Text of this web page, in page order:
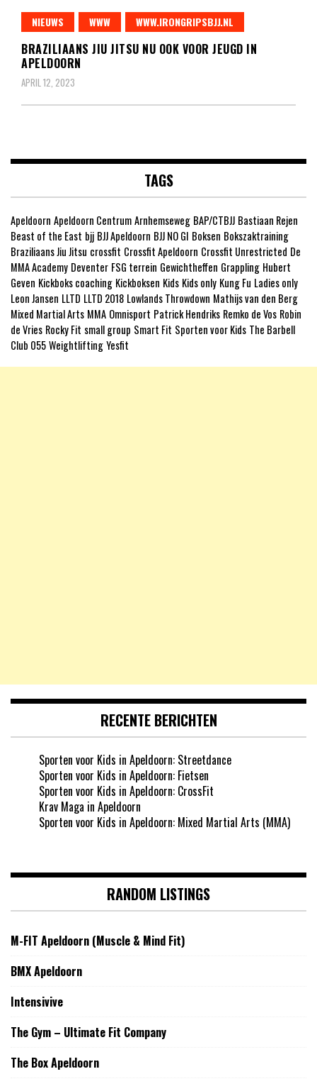
NIEUWS WWW WWW.IRONGRIPSBJJ.NL
BRAZILIAANS JIU JITSU NU OOK VOOR JEUGD IN
APELDOORN
APRIL 12, 2023
TAGS
Apeldoorn Apeldoorn CentrumArnhemseweg BAP/CTBJJ Bastiaan Rejen
Beast of the East bjj BJJ Apeldoorn BJJ NO GI Boksen Bokszaktraining
Braziliaans Jiu Jitsu crossfit Crossfit Apeldoorn Crossfit Unrestricted De
MMA Academy Deventer FSG terrein Gewichtheffen Grappling Hubert
Geven Kickboks coaching Kickboksen Kids Kids only Kung Fu Ladies only
Leon Jansen LLTD LLTD 2018 Lowlands Throwdown Mathijs van den Berg
Mixed Martial Arts MMA Omnisport Patrick Hendriks Remko de Vos Robin
de Vries Rocky Fit small group Smart Fit Sporten voor Kids The Barbell
Club 055WeightliftingYesfit
RECENTE BERICHTEN
Sporten voor Kids in Apeldoorn: Streetdance
Sporten voor Kids in Apeldoorn: Fietsen
Sporten voor Kids in Apeldoorn: CrossFit
Krav Maga in Apeldoorn
Sporten voor Kids in Apeldoorn: Mixed Martial Arts (MMA)
RANDOM LISTINGS
M-FIT Apeldoorn (Muscle & Mind Fit)
BMX Apeldoorn
Intensivive
The Gym – Ultimate Fit Company
The Box Apeldoorn